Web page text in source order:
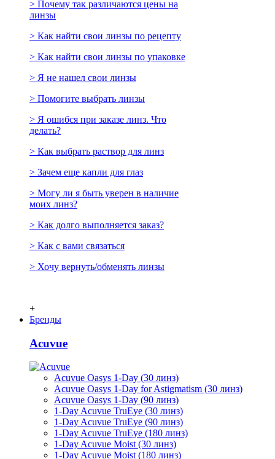
> Почему так различаются цены на
линзы
> Как найти свои линзы по рецепту
> Как найти свои линзы по упаковке
> Я не нашел свои линзы
> Помогите выбрать линзы
> Я ошибся при заказе линз. Что
делать?
> Как выбрать раствор для линз
> Зачем еще капли для глаз
> Могу ли я быть уверен в наличие
моих линз?
> Как долго выполняется заказ?
> Как с вами связаться
> Хочу вернуть/обменять линзы
+
Бренды
Acuvue
Acuvue Oasys 1-Day (30 линз)
Acuvue Oasys 1-Day for Astigmatism (30 линз)
Acuvue Oasys 1-Day (90 линз)
1-Day Acuvue TruEye (30 линз)
1-Day Acuvue TruEye (90 линз)
1-Day Acuvue TruEye (180 линз)
1-Day Acuvue Moist (30 линз)
1-Day Acuvue Moist (180 линз)